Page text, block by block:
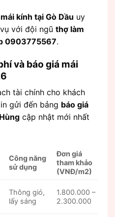
kính tại Gò Dầu uy
với đội ngũ thợ làm
0903775567.
và báo giá mái
tài chính cho khách
gửi đến bảng báo giá
cập nhật mới nhất
Công năng
sử dụng
Đơn giá
tham khảo
(VNĐ/m2)
Thông gió,
lấy sáng
1.800.000 –
2.300.000